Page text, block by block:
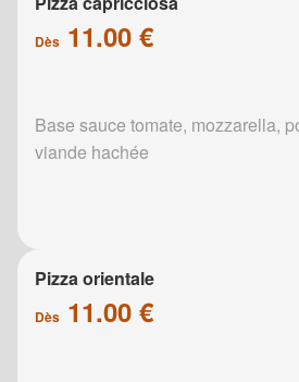
Dès 11.00 €
Base sauce tomate, mozzarella,
viande hachée
Pizza orientale
Dès 11.00 €